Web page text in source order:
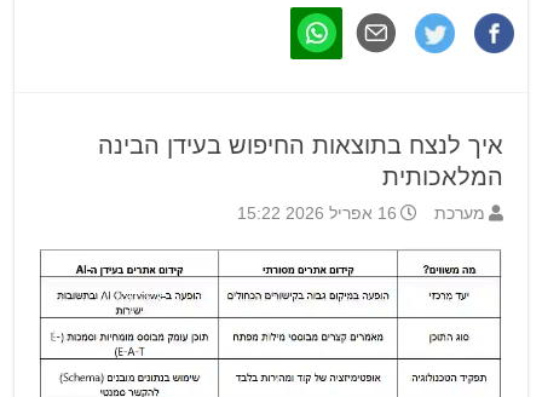
איך לנצח בתוצאות החיפוש בעידן הבינה
המלאכותית
מערכת 16 אפריל 2026 15:22